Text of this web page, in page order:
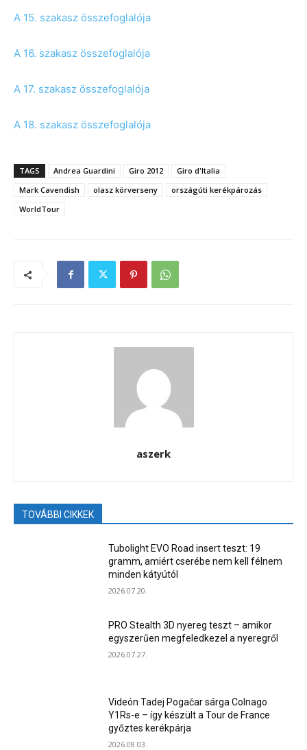
A 15. szakasz összefoglalója
A 16. szakasz összefoglalója
A 17. szakasz összefoglalója
A 18. szakasz összefoglalója
TAGS Andrea Guardini Giro 2012
Giro d'Italia
Mark Cavendish
olasz körverseny
országúti kerékpározás
WorldTour
aszerk
TOVÁBBI CIKKEK
Tubolight EVO Road insert teszt: 19
gramm, amiért cserébe nem kell félnem
minden kátyútól
2026.07.20.
PRO Stealth 3D nyereg teszt – amikor
egyszerűen megfeledkezel a nyeregről
2026.07.27.
Videón Tadej Pogačar sárga Colnago
Y1Rs-e – így készült a Tour de France
győztes kerékpárja
2026.08.03.